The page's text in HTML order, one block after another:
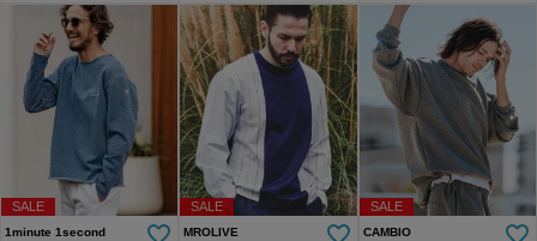
SALE
1minute 1second
SALE
MROLIVE
SALE
CAMBIO